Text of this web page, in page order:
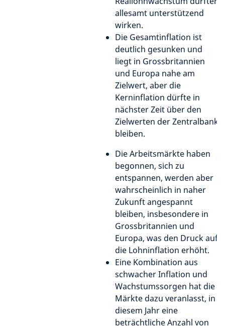
allesamt unterstützend
wirken.
Die Gesamtinflation ist
deutlich gesunken und
liegt in Grossbritannien
und Europa nahe am
Zielwert, aber die
Kerninflation dürfte in
nächster Zeit über den
Zielwerten der Zentralbank
bleiben.
Die Arbeitsmärkte haben
begonnen, sich zu
entspannen, werden aber
wahrscheinlich in naher
Zukunft angespannt
bleiben, insbesondere in
Grossbritannien und
Europa, was den Druck auf
die Lohninflation erhöht.
Eine Kombination aus
schwacher Inflation und
Wachstumssorgen hat die
Märkte dazu veranlasst, in
diesem Jahr eine
beträchtliche Anzahl von